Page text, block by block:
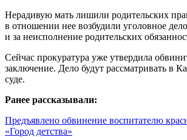
Нерадивую мать лишили родительских
в отношении нее возбудили уголовное
и за неисполнение родительских
Сейчас прокуратура уже утвердила
заключение. Дело будут рассматривать в
суде.
Ранее рассказывали:
Предъявлено обвинение воспитателю
«Город детства»